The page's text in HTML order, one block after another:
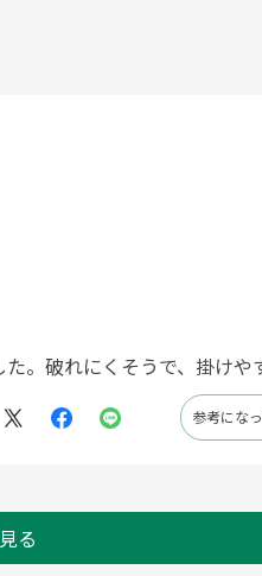
。破れにくそうで、掛けや
参考にな
る